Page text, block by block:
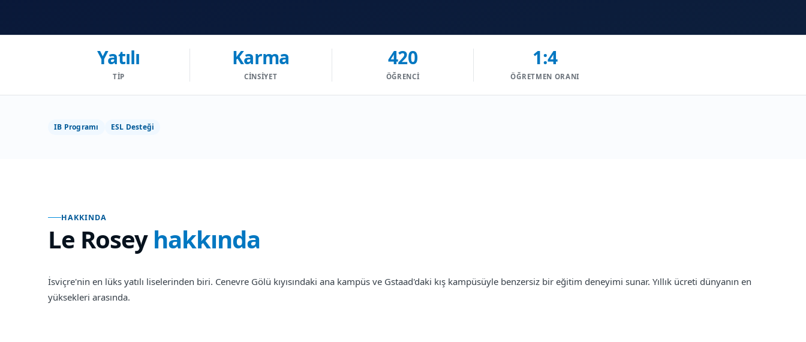
Yatılı
TIP
Karma
CINSIYET
420
ÖĞRENCI
1:4
ÖĞRETMEN ORANI
IB Programı ESL Desteği
HAKKINDA
Le Rosey hakkında
İsviçre'nin en lüks yatılı liselerinden biri. Cenevre Gölü kıyısındaki ana kampüs ve Gstaad'daki kış kampüsüyle benzersiz bir eğitim deneyimi sunar. Yıllık ücreti dünyanın en
yüksekleri arasında.